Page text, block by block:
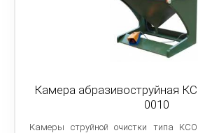
Камера абразивоструйная
0010
Камеры струйной очистки типа КСО